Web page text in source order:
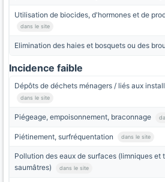
Utilisation de biocides, d'hormones et de
dans le site
Elimination des haies et bosquets ou des
Incidence faible
Dépôts de déchets ménagers / liés aux
dans le site
Piégeage, empoisonnement, braconnage
Piétinement, surfréquentation dans le site
Pollution des eaux de surfaces (limniques et
saumâtres)
dans le site